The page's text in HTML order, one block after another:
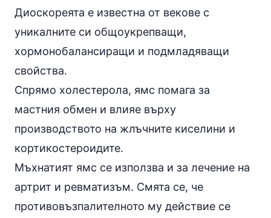
Диоскореята е известна от векове с
уникалните си общоукрепващи,
хормонобалансиращи и подмладяващи
свойства.
Спрямо холестерола, ямс помага за
мастния обмен и влияе върху
производството на жлъчните киселини и
кортикостероидите.
Мъхнатият ямс се използва и за лечение на
артрит и ревматизъм. Смята се, че
противовъзпалителното му действие се